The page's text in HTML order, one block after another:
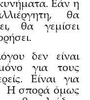
Εάν η
θα
θα γεμίσει
δεν είναι
για τους
Είναι για
Η σπορά όμως